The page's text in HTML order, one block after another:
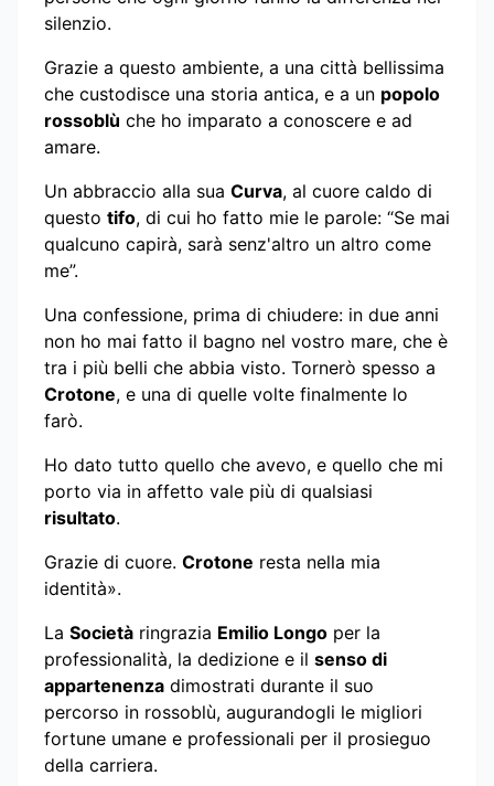
silenzio.
Grazie a questo ambiente, a una città bellissima
che custodisce una storia antica, e a un popolo
rossoblù che ho imparato a conoscere e ad
amare.
Un abbraccio alla sua Curva, al cuore caldo di
questo tifo, di cui ho fatto mie le parole: “Se mai
qualcuno capirà, sarà senz'altro un altro come
me”.
Una confessione, prima di chiudere: in due anni
non ho mai fatto il bagno nel vostro mare, che è
tra i più belli che abbia visto. Tornerò spesso a
Crotone, e una di quelle volte finalmente lo
farò.
Ho dato tutto quello che avevo, e quello che mi
porto via in affetto vale più di qualsiasi
risultato.
Grazie di cuore. Crotone resta nella mia
identità».
La Società ringrazia Emilio Longo per la
professionalità, la dedizione e il senso di
appartenenza dimostrati durante il suo
percorso in rossoblù, augurandogli le migliori
fortune umane e professionali per il prosieguo
della carriera.